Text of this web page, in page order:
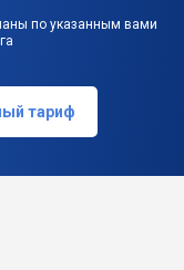
по указанным вами
тариф